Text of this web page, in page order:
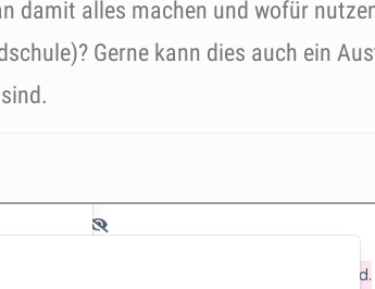
damit alles machen und wofür
Gerne kann dies auch ein